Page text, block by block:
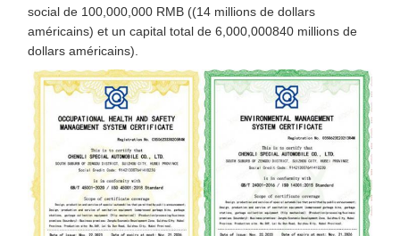
social de 100,000,000 RMB ((14 millions de dollars
américains) et un capital total de 6,000,000840 millions de
dollars américains).